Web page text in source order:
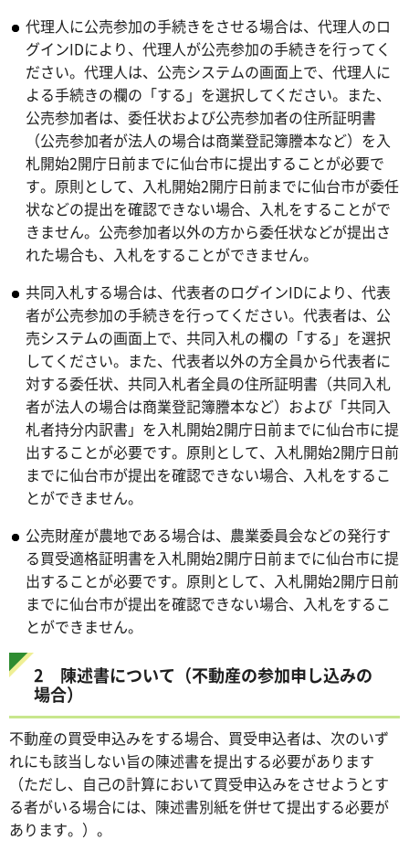
代理人に公売参加の手続きをさせる場合は、代理人のロ
グインIDにより、代理人が公売参加の手続きを行ってく
ださい。代理人は、公売システムの画面上で、代理人に
よる手続きの欄の「する」を選択してください。また、
公売参加者は、委任状および公売参加者の住所証明書
（公売参加者が法人の場合は商業登記簿謄本など）を入
札開始2開庁日前までに仙台市に提出することが必要で
す。原則として、入札開始2開庁日前までに仙台市が委任
状などの提出を確認できない場合、入札をすることがで
きません。公売参加者以外の方から委任状などが提出さ
れた場合も、入札をすることができません。
共同入札する場合は、代表者のログインIDにより、代表
者が公売参加の手続きを行ってください。代表者は、公
売システムの画面上で、共同入札の欄の「する」を選択
してください。また、代表者以外の方全員から代表者に
対する委任状、共同入札者全員の住所証明書（共同入札
者が法人の場合は商業登記簿謄本など）および「共同入
札者持分内訳書」を入札開始2開庁日前までに仙台市に提
出することが必要です。原則として、入札開始2開庁日前
までに仙台市が提出を確認できない場合、入札をするこ
とができません。
公売財産が農地である場合は、農業委員会などの発行す
る買受適格証明書を入札開始2開庁日前までに仙台市に提
出することが必要です。原則として、入札開始2開庁日前
までに仙台市が提出を確認できない場合、入札をするこ
とができません。
2 陳述書について（不動産の参加申し込みの
場合）
不動産の買受申込みをする場合、買受申込者は、次のいず
れにも該当しない旨の陳述書を提出する必要があります
（ただし、自己の計算において買受申込みをさせようとす
る者がいる場合には、陳述書別紙を併せて提出する必要が
あります。）。